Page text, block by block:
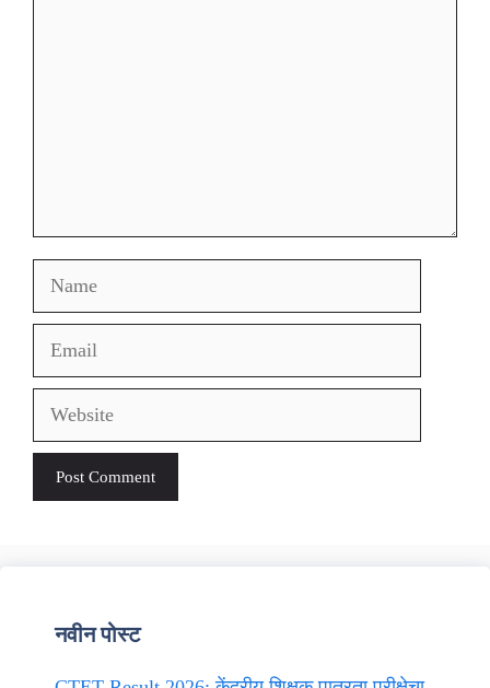
Name
Email
Website
नवीन पोस्ट